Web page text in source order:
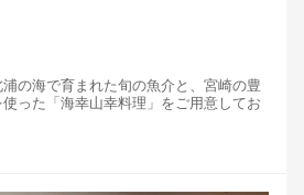
の海で育まれた旬の魚介と、宮崎の豊
った「海幸山幸料理」をご用意してお